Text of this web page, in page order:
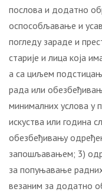
послова и додатно
оспособљавање и
погледу зараде и
старије и лица која
а са циљем
рада или
минималних услова у
искуства или година
обезбеђивању
запошљавањем; 3)
за попуњавање
везаним за додатно